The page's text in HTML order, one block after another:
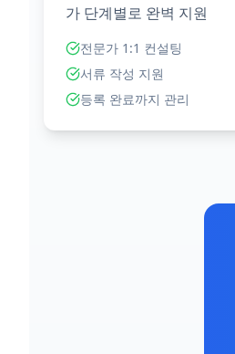
가 단계별로 완벽 지원
전문가 1:1 컨설팅
서류 작성 지원
등록 완료까지 관리